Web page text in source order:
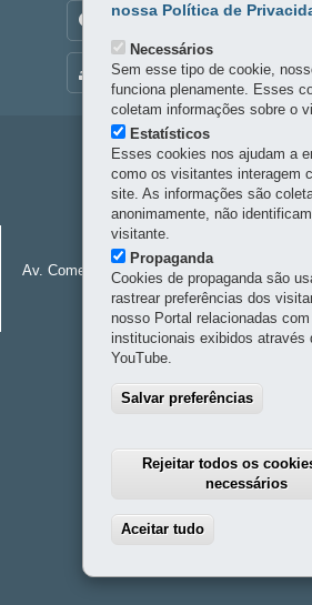
MAPA DO SITE
TRANSPARÊNCIA INSTITUCIONAL
Navegação
principal
FUNDAÇÃO
Av. Comendador Franco, 1341 - Jardim
- PR MAPA
41 3218-9250
nossa Política de
Necessários
Sem esse tipo de cookie,
funciona plenamente. Esses
coletam informações sobre o
Estatísticos
Esses cookies nos ajudam a
como os visitantes interagem
site. As informações são
anonimamente, não
visitante.
Propaganda
Cookies de propaganda são
rastrear preferências dos
nosso Portal relacionadas
institucionais exibidos através
YouTube.
Salvar preferências
Rejeitar todos os
necessários
Aceitar tudo